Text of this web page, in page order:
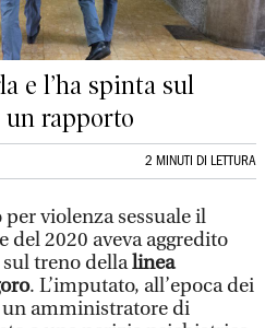
e l’ha spinta sul
rapporto
2 MINUTI DI LETTURA
violenza sessuale il
del 2020 aveva aggredito
treno dellalinea
. L’imputato, all’epoca dei
un amministratore di